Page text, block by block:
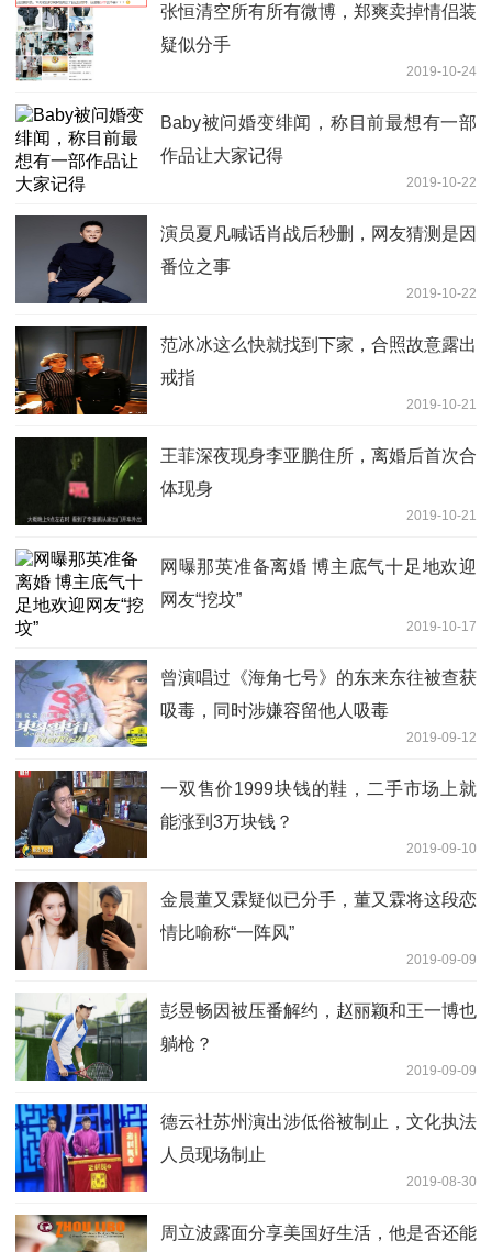
张恒清空所有所有微博，郑爽卖掉情侣装
疑似分手
2019-10-24
Baby被问婚变绯闻，称目前最想有一部
作品让大家记得
2019-10-22
演员夏凡喊话肖战后秒删，网友猜测是因
番位之事
2019-10-22
范冰冰这么快就找到下家，合照故意露出
戒指
2019-10-21
王菲深夜现身李亚鹏住所，离婚后首次合
体现身
2019-10-21
网曝那英准备离婚 博主底气十足地欢迎
网友“挖坟”
2019-10-17
曾演唱过《海角七号》的东来东往被查获
吸毒，同时涉嫌容留他人吸毒
2019-09-12
一双售价1999块钱的鞋，二手市场上就
能涨到3万块钱？
2019-09-10
金晨董又霖疑似已分手，董又霖将这段恋
情比喻称“一阵风”
2019-09-09
彭昱畅因被压番解约，赵丽颖和王一博也
躺枪？
2019-09-09
德云社苏州演出涉低俗被制止，文化执法
人员现场制止
2019-08-30
周立波露面分享美国好生活，他是否还能